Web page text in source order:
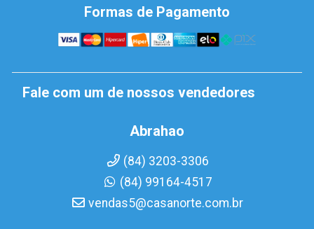
Formas de Pagamento
Fale com um de nossos vendedores
Abrahao
(84) 3203-3306
(84) 99164-4517
vendas5@casanorte.com.br